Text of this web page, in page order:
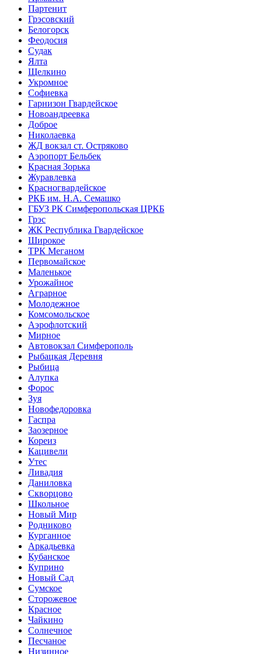
Партенит
Грэсовский
Белогорск
Феодосия
Судак
Ялта
Щелкино
Укромное
Софиевка
Гарнизон Гвардейское
Новоандреевка
Доброе
Николаевка
ЖД вокзал ст. Остряково
Аэропорт Бельбек
Красная Зорька
Журавлевка
Красногвардейское
РКБ им. Н.А. Семашко
ГБУЗ РК Симферопольская ЦРКБ
Грэс
ЖК Республика Гвардейское
Широкое
ТРК Меганом
Первомайское
Маленькое
Урожайное
Аграрное
Молодежное
Комсомольское
Аэрофлотский
Мирное
Автовокзал Симферополь
Рыбацкая Деревня
Рыбица
Алупка
Форос
Зуя
Новофедоровка
Гаспра
Заозерное
Кореиз
Кацивели
Утес
Ливадия
Даниловка
Скворцово
Школьное
Новый Мир
Родниково
Курганное
Аркадьевка
Кубанское
Куприно
Новый Сад
Сумское
Сторожевое
Красное
Чайкино
Солнечное
Песчаное
Низинное